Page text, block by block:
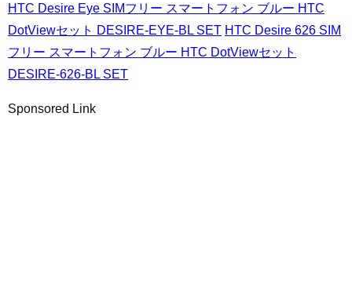
HTC Desire Eye SIMフリー スマートフォン ブルー HTC
DotViewセット DESIRE-EYE-BL SET HTC Desire 626 SIM
フリー スマートフォン ブルー HTC DotViewセット
DESIRE-626-BL SET
Sponsored Link